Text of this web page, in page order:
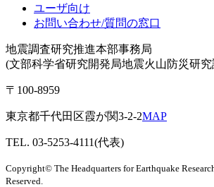
ユーザ向け
お問い合わせ/質問の窓口
地震調査研究推進本部事務局
(文部科学省研究開発局地震火山防災研究
〒100-8959
東京都千代田区霞が関3-2-2MAP
TEL. 03-5253-4111(代表)
Copyright© The Headquarters for Earthquake
Reserved.